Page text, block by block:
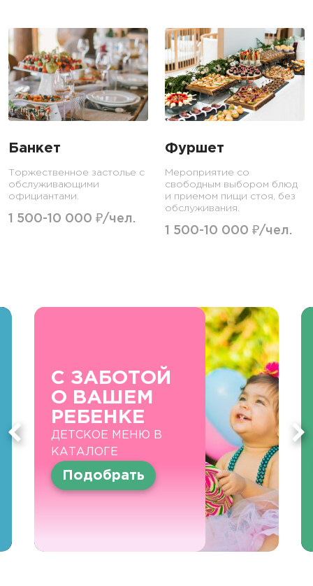
Банкет
Торжественное застолье с
обслуживающими
официантами.
1 500-10 000 ₽/чел.
Фуршет
Мероприятие со
свободным выбором блюд
и приемом пищи стоя, без
обслуживания.
1 500-10 000 ₽/чел.
С ЗАБОТОЙ
О ВАШЕМ
РЕБЕНКЕ
ДЕТСКОЕ МЕНЮ В
КАТАЛОГЕ
Подобрать